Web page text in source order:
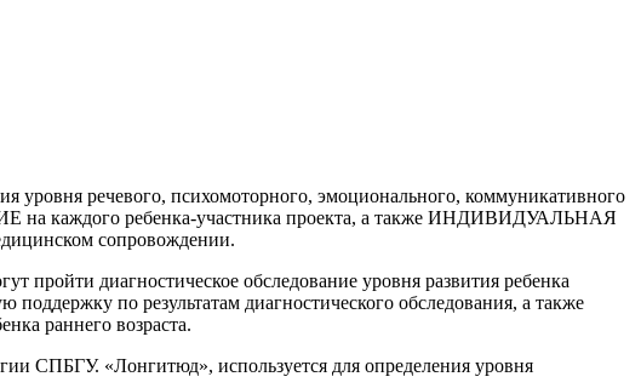
речевого, психомоторного, эмоционального, коммуникативного
на каждого ребенка-участника проекта, а также ИНДИВИДУАЛЬНАЯ
сопровождении.
диагностическое обследование уровня развития ребенка
по результатам диагностического обследования, а также
раннего возраста.
СПБГУ. «Лонгитюд», используется для определения уровня